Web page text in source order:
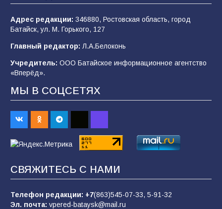
«Мобилизация или набор?» Что на самом
2026 года
101 03.08.2026
В Батайске продолжаются дорожные работы
98 04.08.2026
пропагандистский вброс
Адрес редакции: 346880, Ростовская область, город
Батайск, ул. М. Горького, 127
Главный редактор: Л.А.Белоконь
Учредитель: ООО Батайское информационное агентство
«Вперёд».
МЫ В СОЦСЕТЯХ
СВЯЖИТЕСЬ С НАМИ
Телефон редакции: +7(863)545-07-33, 5-91-32
Эл. почта: vpered-bataysk@mail.ru